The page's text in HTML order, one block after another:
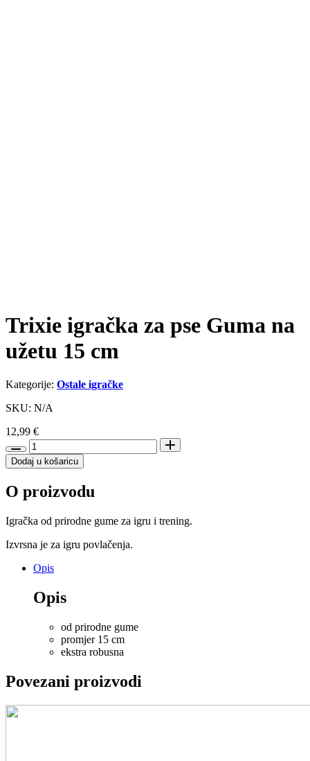
Trixie igračka za pse Guma na
užetu 15 cm
Kategorije: Ostale igračke
SKU: N/A
12,99 €
Trixie
igračka
za
Guma
užetu
cm
Dodaj u košaricu
O proizvodu
Igračka od prirodne gume za igru i trening.
Izvrsna je za igru povlačenja.
Opis
Opis
od prirodne gume
promjer 15 cm
ekstra robusna
Povezani proizvodi